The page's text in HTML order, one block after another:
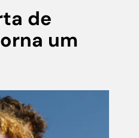
de
um